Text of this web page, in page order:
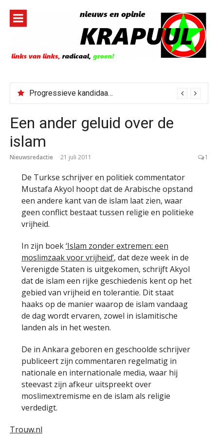
inhoud
Progressieve kandidaat El-Sayed senaatskandidaat Michigan
Een ander geluid over de
islam
Nieuwsredactie 21 juli 2011 1
De Turkse schrijver en politiek commentator
Mustafa Akyol hoopt dat de Arabische opstand
een andere kant van de islam laat zien, waar
geen conflict bestaat tussen religie en politieke
vrijheid.
In zijn boek‘Islam zonder extremen: een
moslimzaak voor vrijheid’, dat deze week in de
Verenigde Staten is uitgekomen, schrijft Akyol
dat de islam een rijke geschiedenis kent op het
gebied van vrijheid en tolerantie. Dit staat
haaks op de manier waarop de islam vandaag
de dag wordt ervaren, zowel in islamitische
landen als in het westen.
De in Ankara geboren en geschoolde schrijver
publiceert zijn commentaren regelmatig in
nationale en internationale media, waar hij
steevast zijn afkeur uitspreekt over
moslimextremisme en de islam als religie
verdedigt.
Trouw.nl